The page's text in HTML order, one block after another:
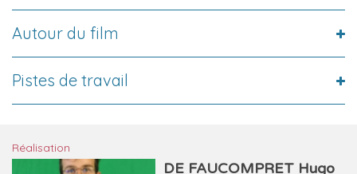
Autour du film
Pistes de travail
Réalisation
DE FAUCOMPRET Hugo